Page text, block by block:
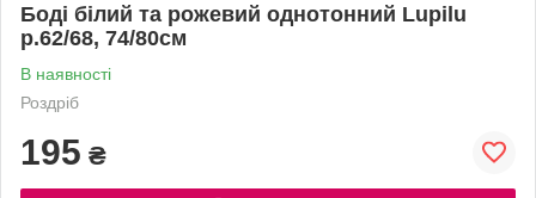
Боді білий та рожевий однотонний Lupilu
р.62/68, 74/80см
В наявності
Роздріб
195 ₴